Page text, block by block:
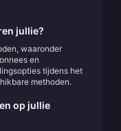
jullie?
waaronder
en
tijdens het
methoden.
op jullie